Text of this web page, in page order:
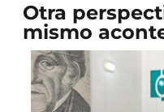
Otra
mismo